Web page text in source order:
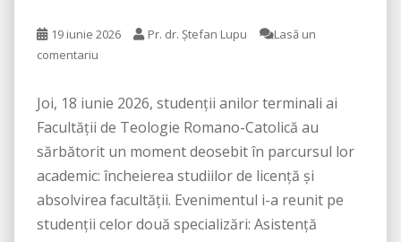
19 iunie 2026 Pr. dr. Ștefan Lupu
Lasă un
comentariu
Joi, 18 iunie 2026, studenții anilor terminali ai
Facultății de Teologie Romano-Catolică au
sărbătorit un moment deosebit în parcursul lor
academic: încheierea studiilor de licență și
absolvirea facultății. Evenimentul i-a reunit pe
studenții celor două specializări: Asistență